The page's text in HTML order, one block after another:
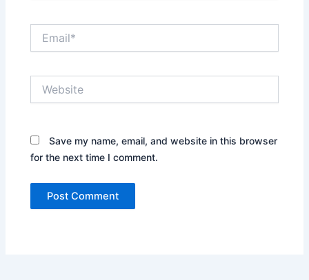
Save my name, email, and website in this browser
for the next time I comment.